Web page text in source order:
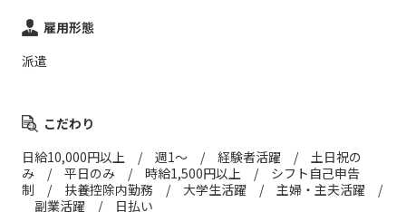
雇用形態
派遣
こだわり
日給10,000円以上 / 週1～ / 経験者活躍 / 土日祝の
み / 平日のみ / 時給1,500円以上 / シフト自己申告
制 / 扶養控除内勤務 / 大学生活躍 / 主婦・主夫活躍 /
副業活躍 / 日払い